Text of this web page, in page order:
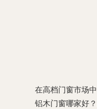
在高档门窗市场
铝木门窗哪家好